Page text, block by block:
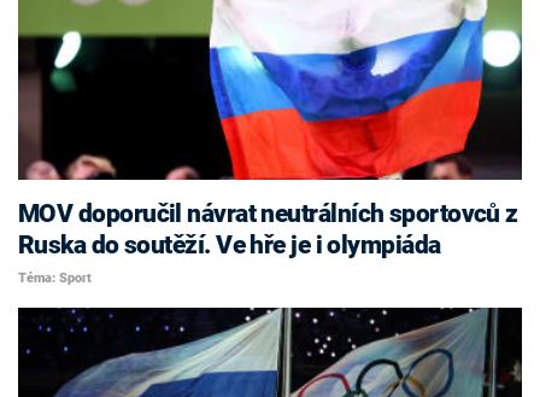
MOV doporučil návrat neutrálních sportovců z
Ruska do soutěží. Ve hře je i olympiáda
Téma: Sport